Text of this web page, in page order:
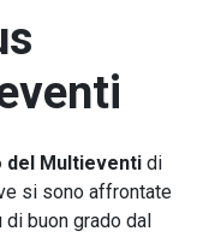
del Multieventi di
si sono affrontate
di buon grado dal